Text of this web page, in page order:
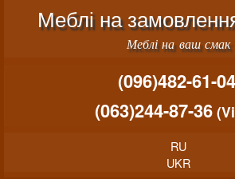
Меню облікового запису
Меблі на
Меблі на ваш смак
(096)482-61-04
(063)244-87-36
RU
UKR